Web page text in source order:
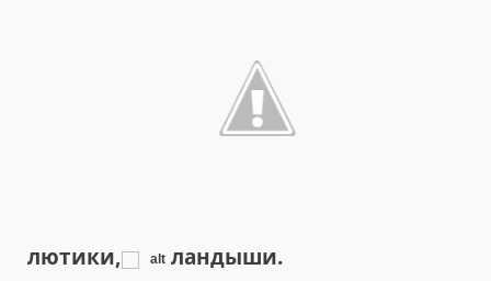
лютики,
ландыши.